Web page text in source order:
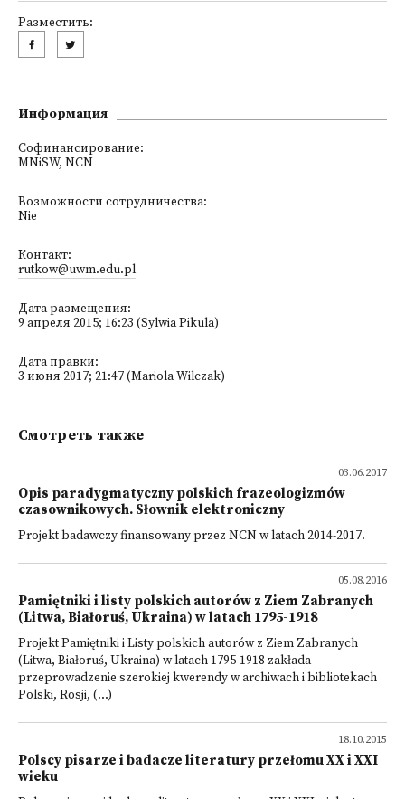
Разместить:
Информация
Софинансирование:
MNiSW, NCN
Возможности сотрудничества:
Nie
Контакт:
rutkow@uwm.edu.pl
Дата размещения:
9 апреля 2015; 16:23 (Sylwia Pikula)
Дата правки:
3 июня 2017; 21:47 (Mariola Wilczak)
Смотреть также
03.06.2017
Opis paradygmatyczny polskich frazeologizmów
czasownikowych. Słownik elektroniczny
Projekt badawczy finansowany przez NCN w latach 2014-2017.
05.08.2016
Pamiętniki i listy polskich autorów z Ziem Zabranych
(Litwa, Białoruś, Ukraina) w latach 1795-1918
Projekt Pamiętniki i Listy polskich autorów z Ziem Zabranych
(Litwa, Białoruś, Ukraina) w latach 1795-1918 zakłada
przeprowadzenie szerokiej kwerendy w archiwach i bibliotekach
Polski, Rosji, (...)
18.10.2015
Polscy pisarze i badacze literatury przełomu XX i XXI
wieku